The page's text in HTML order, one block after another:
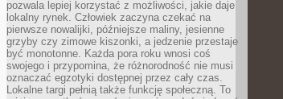
pozwala lepiej korzystać z możliwości, jakie daje
lokalny rynek. Człowiek zaczyna czekać na
pierwsze nowalijki, późniejsze maliny, jesienne
grzyby czy zimowe kiszonki, a jedzenie przestaje
być monotonne. Każda pora roku wnosi coś
swojego i przypomina, że różnorodność nie musi
oznaczać egzotyki dostępnej przez cały czas.
Lokalne targi pełnią także funkcję społeczną. To